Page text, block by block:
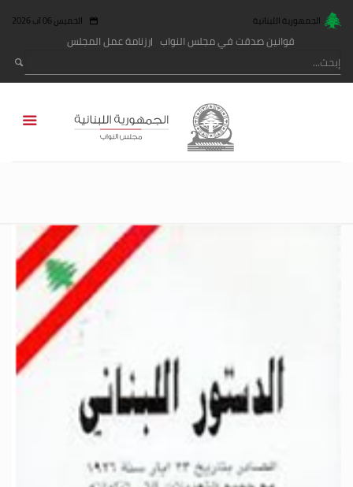
الجمهورية اللبنانية الخميس 06 آب 2026
قوانين صدقت في مجلس النواب رزنامة عمل المجلس